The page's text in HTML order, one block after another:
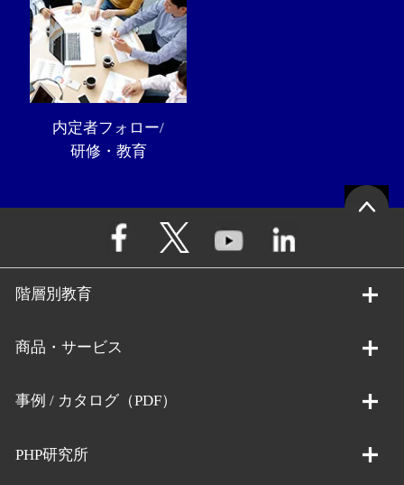
内定者フォロー/
研修・教育
階層別教育
商品・サービス
事例 / カタログ（PDF）
PHP研究所